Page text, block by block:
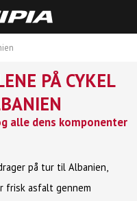
PÅ CYKEL
alle dens komponenter
på tur til Albanien,
frisk asfalt gennem